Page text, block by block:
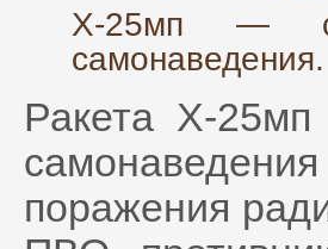
Х-25мп — с
самонаведения.
Ракета Х-25мп
поражения